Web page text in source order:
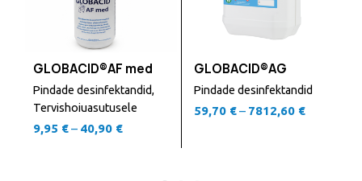
GLOBACID®AF med
Pindade desinfektandid,
Tervishoiuasutusele
9,95 €– 40,90 €
GLOBACID®AG
Pindade desinfektandid
59,70 €– 7812,60 €